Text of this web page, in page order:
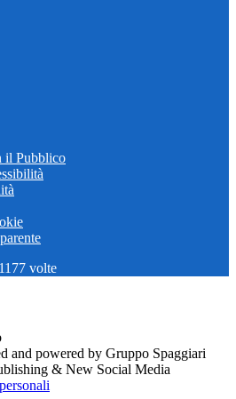
il Pubblico
volte
and powered by Gruppo Spaggiari
& New Social Media